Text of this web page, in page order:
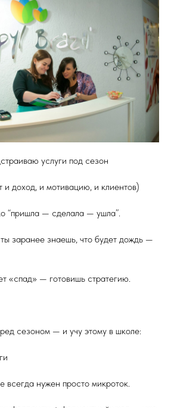
услуги под сезон
и доход, и мотивацию, и клиентов)
“пришла — сделала — ушла”.
заранее знаешь, что будет дождь —
«спад» — готовишь стратегию.
сезоном — и учу этому в школе:
всегда нужен просто микроток.